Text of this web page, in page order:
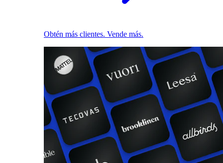
Obtén más clientes. Vende más.